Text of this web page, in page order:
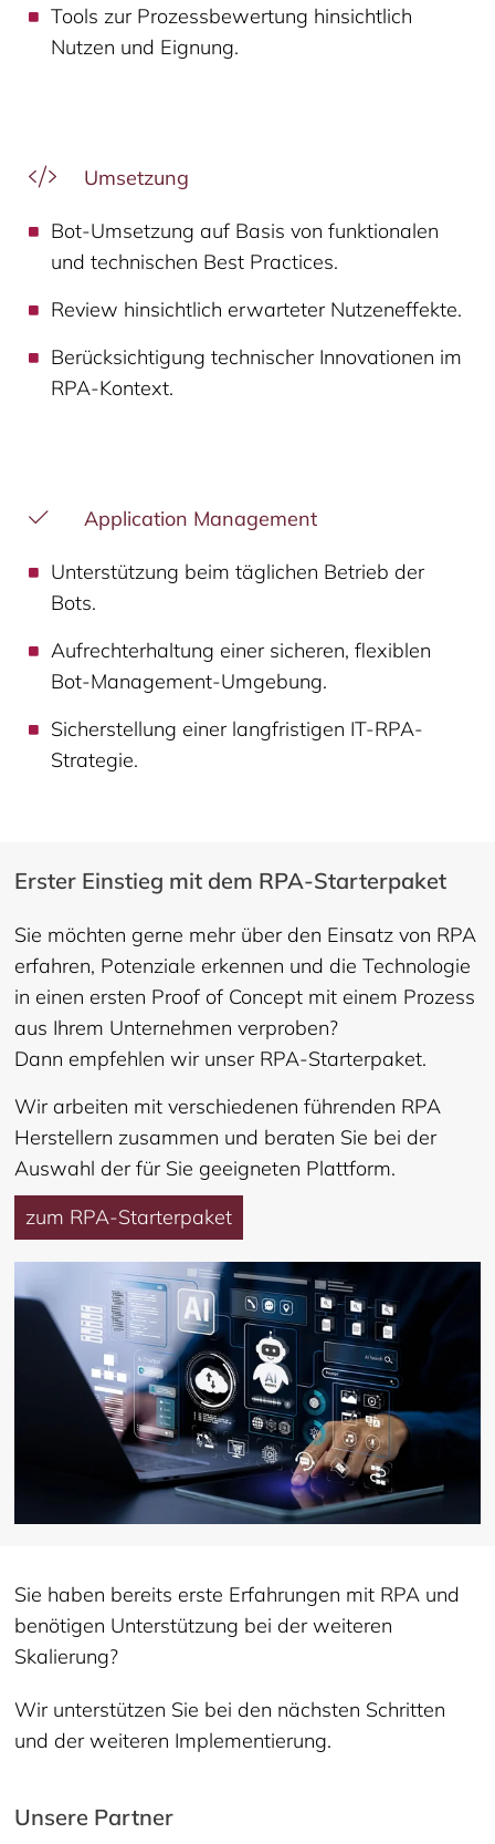
Tools zur Prozessbewertung hinsichtlich
Nutzen und Eignung.
Umsetzung
Bot-Umsetzung auf Basis von funktionalen
und technischen Best Practices.
Review hinsichtlich erwarteter Nutzeneffekte.
Berücksichtigung technischer Innovationen im
RPA-Kontext.
Application Management
Unterstützung beim täglichen Betrieb der
Bots.
Aufrechterhaltung einer sicheren, flexiblen
Bot-Management-Umgebung.
Sicherstellung einer langfristigen IT-RPA-
Strategie.
Erster Einstieg mit dem RPA-Starterpaket
Sie möchten gerne mehr über den Einsatz von RPA
erfahren, Potenziale erkennen und die Technologie
in einen ersten Proof of Concept mit einem Prozess
aus Ihrem Unternehmen verproben?
Dann empfehlen wir unser RPA-Starterpaket.
Wir arbeiten mit verschiedenen führenden RPA
Herstellern zusammen und beraten Sie bei der
Auswahl der für Sie geeigneten Plattform.
zum RPA-Starterpaket
Sie haben bereits erste Erfahrungen mit RPA und
benötigen Unterstützung bei der weiteren
Skalierung?
Wir unterstützen Sie bei den nächsten Schritten
und der weiteren Implementierung.
Unsere Partner